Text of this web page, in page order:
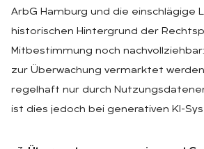
ArbG Hamburg und die einschlägige
historischen Hintergrund der
Mitbestimmung noch
zur Überwachung vermarktet
regelhaft nur durch
ist dies jedoch bei generativen KI-